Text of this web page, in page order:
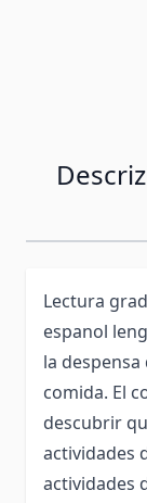
Lectura
espanol
la
comida. El
descubrir
actividades
actividades